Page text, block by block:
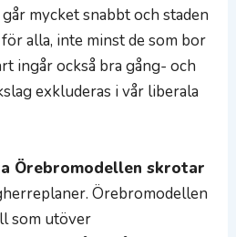
mycket snabbt och staden
alla, inte minst de som bor
ingår också bra gång- och
exkluderas i vår liberala
Örebromodellen skrotar
Örebromodellen
som utöver